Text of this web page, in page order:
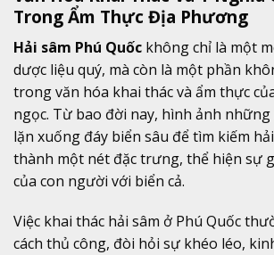
Trong Ẩm Thực Địa Phương
Hải sâm Phú Quốc không chỉ là một
dược liệu quý, mà còn là một phần
trong văn hóa khai thác và ẩm thực
ngọc. Từ bao đời nay, hình ảnh
lặn xuống đáy biển sâu để tìm kiếm
thành một nét đặc trưng, thể hiện sự
của con người với biển cả.
Việc khai thác hải sâm ở Phú Quốc
cách thủ công, đòi hỏi sự khéo léo,